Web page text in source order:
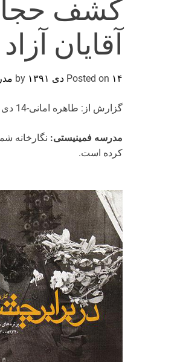
کشف
آقایان
Posted on ۱۴ دی ۱۳۹۱
گزارش از: طاهره امانی-14 دی 1391
مدرسه فمینیستی: نگارخانه
کرده است.